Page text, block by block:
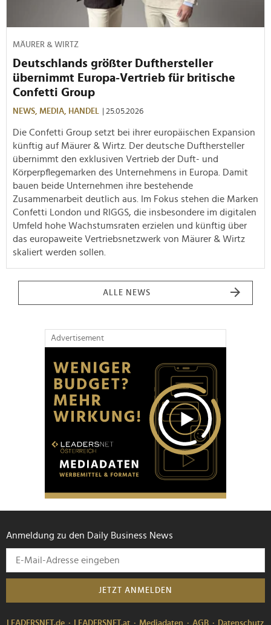
MÄURER & WIRTZ
Deutschlands größter Dufthersteller
übernimmt Europa-Vertrieb für britische
Confetti Group
NEWS, MEDIA, HANDEL | 25.05.2026
Die Confetti Group setzt bei ihrer europäischen Expansion
künftig auf Mäurer & Wirtz. Der deutsche Dufthersteller
übernimmt den exklusiven Vertrieb der Duft- und
Körperpflegemarken des Unternehmens in Europa. Damit
bauen beide Unternehmen ihre bestehende
Zusammenarbeit deutlich aus. Im Fokus stehen die Marken
Confetti London und RIGGS, die insbesondere im digitalen
Umfeld hohe Wachstumsraten erzielen und künftig über
das europaweite Vertriebsnetzwerk von Mäurer & Wirtz
skaliert werden sollen.
ALLE NEWS
Advertisement
Anmeldung zu den Daily Business News
JETZT ANMELDEN
LEADERSNET.de LEADERSNET.at Mediadaten AGB Datenschutz